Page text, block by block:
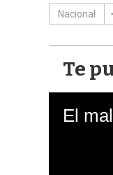
Nacional
Te